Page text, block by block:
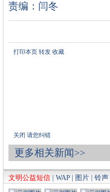
责编：闫冬
打印本页 转发 收藏
关闭 请您纠错
更多相关新闻>>
文明公益短信 WAP| 图片 铃声